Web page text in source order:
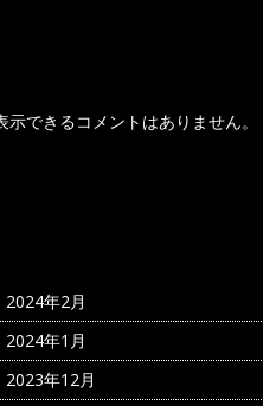
示できるコメントはありません。
2024年2月
2024年1月
2023年12月